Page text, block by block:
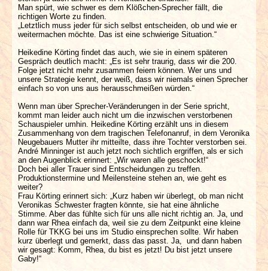
Man spürt, wie schwer es dem Klößchen-Sprecher fällt, die
richtigen Worte zu finden.
„Letztlich muss jeder für sich selbst entscheiden, ob und wie er
weitermachen möchte. Das ist eine schwierige Situation.“
Heikedine Körting findet das auch, wie sie in einem späteren
Gespräch deutlich macht: „Es ist sehr traurig, dass wir die 200.
Folge jetzt nicht mehr zusammen feiern können. Wer uns und
unsere Strategie kennt, der weiß, dass wir niemals einen Sprecher
einfach so von uns aus herausschmeißen würden.“
Wenn man über Sprecher-Veränderungen in der Serie spricht,
kommt man leider auch nicht um die inzwischen verstorbenen
Schauspieler umhin. Heikedine Körting erzählt uns in diesem
Zusammenhang von dem tragischen Telefonanruf, in dem Veronika
Neugebauers Mutter ihr mitteilte, dass ihre Tochter verstorben sei.
André Minninger ist auch jetzt noch sichtlich ergriffen, als er sich
an den Augenblick erinnert: „Wir waren alle geschockt!“
Doch bei aller Trauer sind Entscheidungen zu treffen.
Produktionstermine und Meilensteine stehen an, wie geht es
weiter?
Frau Körting erinnert sich: „Kurz haben wir überlegt, ob man nicht
Veronikas Schwester fragten könnte, sie hat eine ähnliche
Stimme. Aber das fühlte sich für uns alle nicht richtig an. Ja, und
dann war Rhea einfach da, weil sie zu dem Zeitpunkt eine kleine
Rolle für TKKG bei uns im Studio einsprechen sollte. Wir haben
kurz überlegt und gemerkt, dass das passt. Ja, und dann haben
wir gesagt: Komm, Rhea, du bist es jetzt! Du bist jetzt unsere
Gaby!“